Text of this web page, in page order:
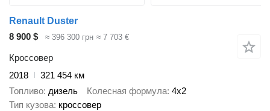
Renault Duster
8 900 $
≈ 396 300 грн ≈ 7 703 €
Кроссовер
2018
321 454 км
Топливо дизель Колесная формула 4x2
Тип кузова кроссовер